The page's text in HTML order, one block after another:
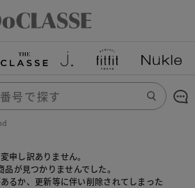
申し訳ありません。
品が見つかりませんでした。
るか、更新等に伴い削除されてしまった